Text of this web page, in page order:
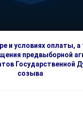
и условиях оплаты,
предвыборной
Государственной
созыва